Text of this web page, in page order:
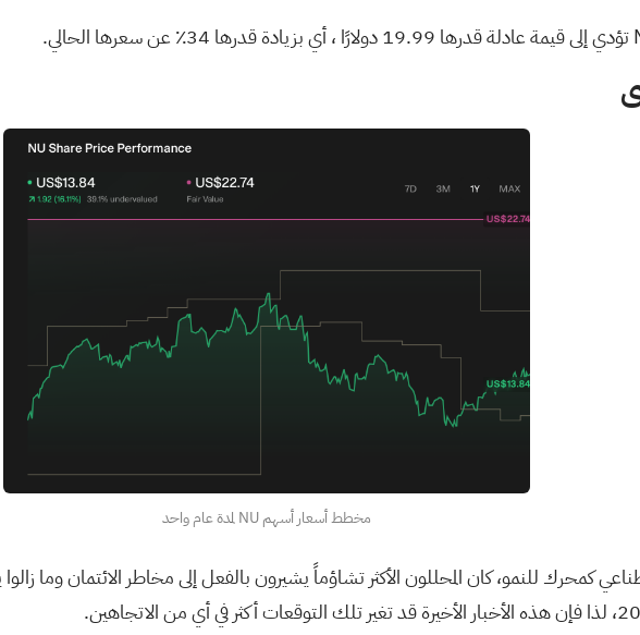
، أي بزيادة قدرها 34٪ عن سعرها الحالي.
مخطط أسعار أسهم NU لمدة عام واحد